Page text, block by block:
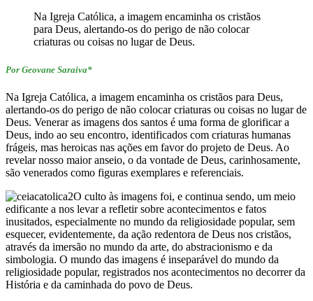
Na Igreja Católica, a imagem encaminha os cristãos
para Deus, alertando-os do perigo de não colocar
criaturas ou coisas no lugar de Deus.
Por Geovane Saraiva*
Na Igreja Católica, a imagem encaminha os cristãos para Deus,
alertando-os do perigo de não colocar criaturas ou coisas no lugar de
Deus. Venerar as imagens dos santos é uma forma de glorificar a
Deus, indo ao seu encontro, identificados com criaturas humanas
frágeis, mas heroicas nas ações em favor do projeto de Deus. Ao
revelar nosso maior anseio, o da vontade de Deus, carinhosamente,
são venerados como figuras exemplares e referenciais.
O culto às imagens foi, e continua sendo, um meio
edificante a nos levar a refletir sobre acontecimentos e fatos
inusitados, especialmente no mundo da religiosidade popular, sem
esquecer, evidentemente, da ação redentora de Deus nos cristãos,
através da imersão no mundo da arte, do abstracionismo e da
simbologia. O mundo das imagens é inseparável do mundo da
religiosidade popular, registrados nos acontecimentos no decorrer da
História e da caminhada do povo de Deus.